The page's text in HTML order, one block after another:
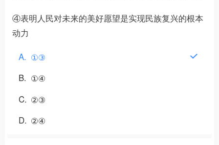
④表明人民对未来的美好愿望是实现民族复兴的根本
动力
A ①③
B ①④
C ②③
D ②④